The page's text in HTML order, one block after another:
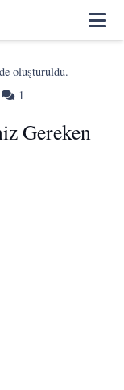
oluşturuldu.
1
Gereken